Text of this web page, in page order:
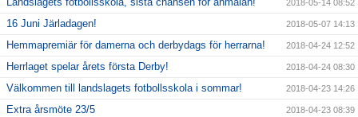
2018-05-14 08:52
16 Juni Järladagen! 2018-05-07 14:13
Hemmapremiär för damerna och derbydags för herrarna! 2018-04-24 12:52
Herrlaget spelar årets första Derby! 2018-04-24 08:30
Välkommen till landslagets fotbollsskola i sommar! 2018-04-23 14:26
Extra årsmöte 23/5 2018-04-23 08:39